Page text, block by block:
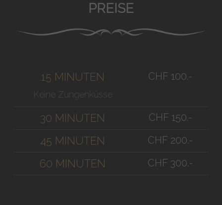
PREISE
15 MINUTEN
Keine Zungenküsse
CHF 100.-
30 MINUTEN CHF 150.-
45 MINUTEN CHF 200.-
60 MINUTEN CHF 300.-